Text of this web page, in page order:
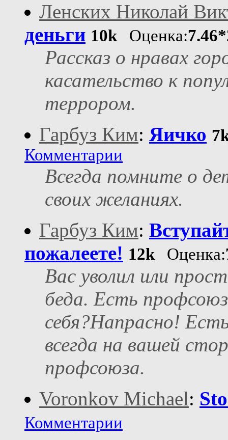
Ленских Николай
деньги 10kОценка:
Рассказ о нравах
касательство к
террором.
Гарбуз Ким: Яичко
Комментарии
Всегда помните о
своих желаниях.
Гарбуз Ким:
пожалеете! 12kОценка:
Вас уволил или
беда. Есть
себя?Напрасно!
всегда на вашей
профсоюза.
Voronkov Michael:
Комментарии